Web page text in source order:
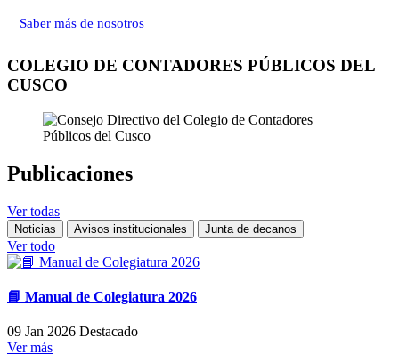
Saber más de nosotros
COLEGIO DE CONTADORES PÚBLICOS DEL
CUSCO
Publicaciones
Ver todas
Noticias Avisos institucionales Junta de decanos
Ver todo
📘 Manual de Colegiatura 2026
09 Jan 2026 Destacado
Ver más